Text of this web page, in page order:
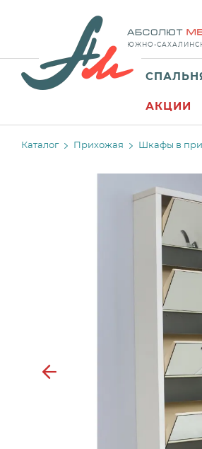
ЮЖНО-
АКЦИИ
Каталог Прихожая Шкафы в